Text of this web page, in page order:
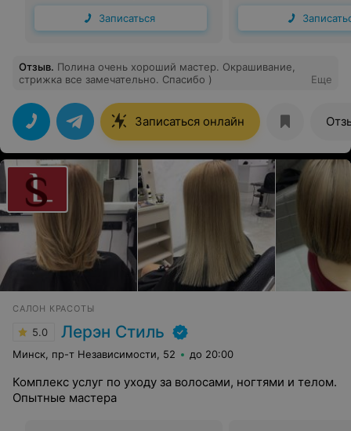
Записаться
Отзыв. Полина очень хороший мастер. Окрашивание,
стрижка все замечательно. Спасибо )
Еще
Записаться онлайн
САЛОН КРАСОТЫ
5.0 Лерэн Стиль
Минск, пр-т Независимости, 52 до 20:00
Комплекс услуг по уходу за волосами, ногтями и телом.
Опытные мастера